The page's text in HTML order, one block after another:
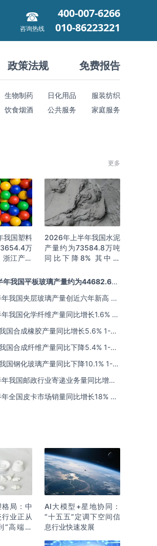
咨询热线
400-007-6266
010-86223221
政策法规 免费报告
生物制药 日化用品
服装纺织
饮食烟酒 公共服务 家庭服务
更多
我国塑料
万
江产量
2026年上半年我国水泥
产量约为73584.8万吨
同比下降8% 其中广
名前三
我国平板玻璃产量约为44682.6万
降5.7% 其中河北产量最多 占比16%
我国夹层玻璃产量创近六年新高 约
方米 同比下降0.9%
我国化学纤维产量同比增长1.6% 其
产量分别占比42.03%、31.34%
国合成橡胶产量同比增长5.6% 1-6
比增长6.4%
国合成纤维产量同比下降5.4% 1-6
3815.7万吨 同比增长0.8%
国钢化玻璃产量同比下降10.1% 1-6
比下降8.4%
我国邮政行业寄递业务量同比增长
入同比增长6%
全国皮卡市场销量同比增长18% 出
局：中
业正从
“高端突
AI大模型+星地协同：
“十五五”定调下空间信
息行业快速发展